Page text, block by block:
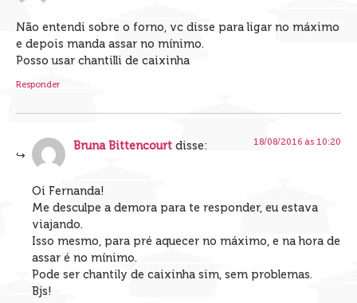
Não entendi sobre o forno, vc disse para ligar no máximo
e depois manda assar no mínimo.
Posso usar chantilli de caixinha
Responder
Bruna Bittencourt disse: 18/08/2016 às 10:20
Oi Fernanda!
Me desculpe a demora para te responder, eu estava
viajando.
Isso mesmo, para pré aquecer no máximo, e na hora de
assar é no mínimo.
Pode ser chantily de caixinha sim, sem problemas.
Bjs!